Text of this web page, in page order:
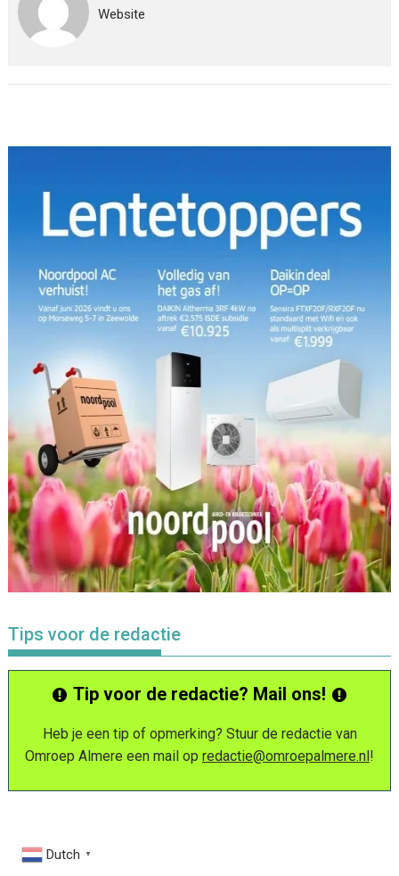
Website
Tips voor de redactie
Tip voor de redactie? Mail ons!
Heb je een tip of opmerking? Stuur de redactie van
Omroep Almere een mail op redactie@omroepalmere.nl!
Dutch ▼